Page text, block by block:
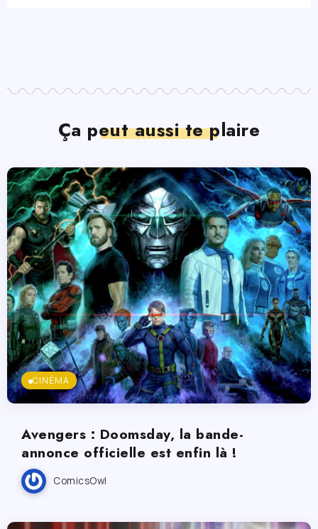
Ça peut aussi te plaire
CINÉMA
Avengers : Doomsday, la bande-
annonce officielle est enfin là !
ComicsOwl